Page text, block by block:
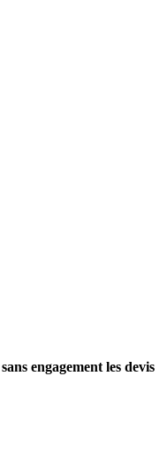
sans engagement les devis